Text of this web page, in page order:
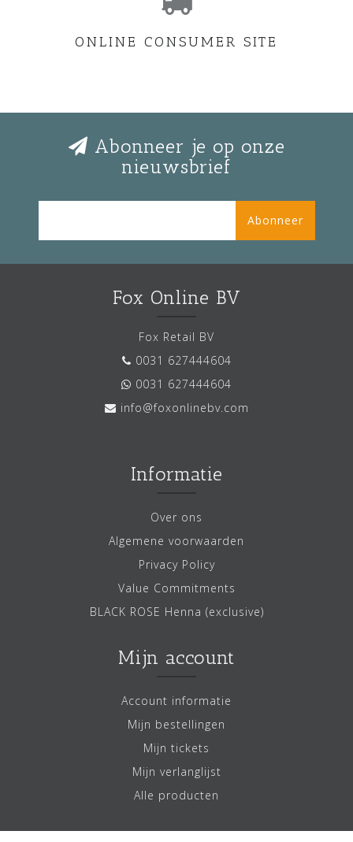
ONLINE CONSUMER SITE
Abonneer je op onze
nieuwsbrief
Abonneer
Fox Online BV
Fox Retail BV
0031 627444604
0031 627444604
info@foxonlinebv.com
Informatie
Over ons
Algemene voorwaarden
Privacy Policy
Value Commitments
BLACK ROSE Henna (exclusive)
Mijn account
Account informatie
Mijn bestellingen
Mijn tickets
Mijn verlanglijst
Alle producten